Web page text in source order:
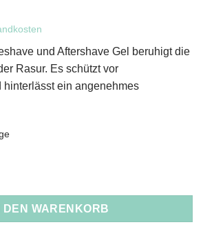
und Aftershave Gel beruhigt die
Rasur. Es schützt vor
hinterlässt ein angenehmes
und Aftershave Gel Menge
DEN WARENKORB